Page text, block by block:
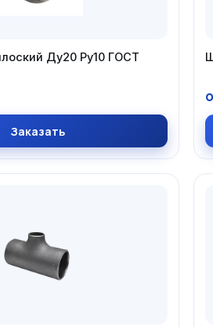
Ду20 Ру10 ГОСТ
Заказать